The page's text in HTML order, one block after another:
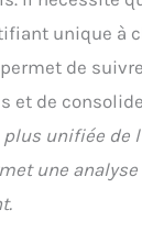
unique à
de
et de
plus unifiée de
une